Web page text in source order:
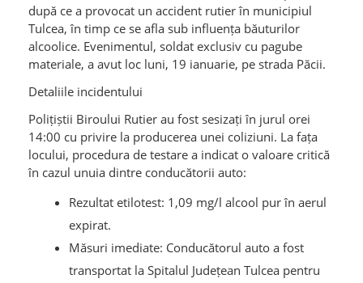
după ce a provocat un accident rutier în municipiul
Tulcea, în timp ce se afla sub influența băuturilor
alcoolice. Evenimentul, soldat exclusiv cu pagube
materiale, a avut loc luni, 19 ianuarie, pe strada Păcii.
Detaliile incidentului
Polițiștii Biroului Rutier au fost sesizați în jurul orei
14:00 cu privire la producerea unei coliziuni. La fața
locului, procedura de testare a indicat o valoare critică
în cazul unuia dintre conducătorii auto:
Rezultat etilotest: 1,09 mg/l alcool pur în aerul
expirat.
Măsuri imediate: Conducătorul auto a fost
transportat la Spitalul Județean Tulcea pentru